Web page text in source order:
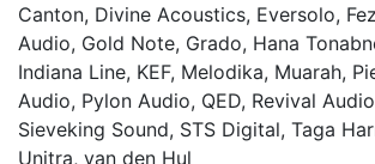
Canton, Divine Acoustics, Eversolo,
Audio, Gold Note, Grado, Hana
Indiana Line, KEF, Melodika, Muarah,
Audio, Pylon Audio, QED, Revival Audio
Sieveking Sound, STS Digital, Taga
Unitra, van den Hul